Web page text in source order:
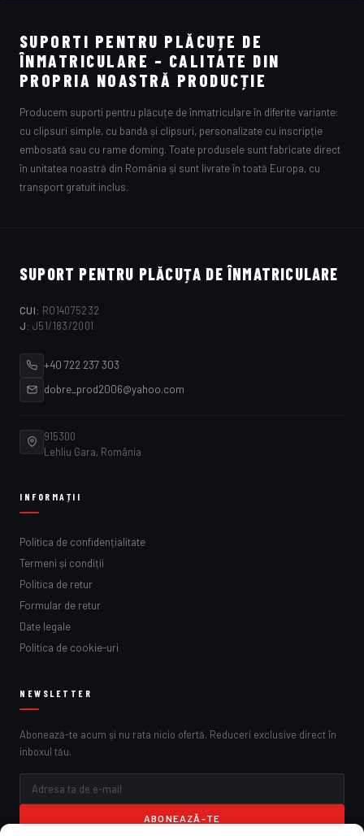
SUPORTI PENTRU PLĂCUȚE DE
ÎNMATRICULARE – CALITATE DIN
PROPRIA NOASTRĂ PRODUCȚIE
Producem suporti pentru plăcuțe de înmatriculare în diferite variante:
cu clipsuri simple, cu bandă și clipsuri, personalizate cu inscripție
embosată sau cu rame doming. Toate produsele sunt fabricate direct
în unitatea noastră din România și sunt livrate în toată Europa, cu
transport gratuit inclus.
SUPORT PENTRU PLĂCUȚA DE ÎNMATRICULARE
CUI: RO14075232
J: J51/183/2001
+40 722 237 303
dobre_prod2006@yahoo.com
915300
Lehliu Gara, România
INFORMAȚII
Politica de confidențialitate
Termeni și condiții
Politica de retur
Formular de retur
Date legale
Politica de cookie-uri
NEWSLETTER
Abonează-te acum și nu rata nicio ofertă. Reduceri exclusive direct în
inboxul tău.
ABONEAZĂ-TE